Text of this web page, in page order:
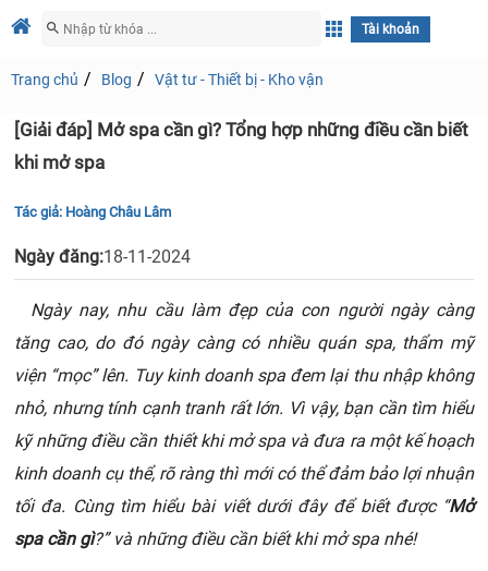
Tài khoản
Trang chủ Blog Vật tư - Thiết bị - Kho vận
[Giải đáp] Mở spa cần gì? Tổng hợp những điều cần biết
khi mở spa
Tác giả: Hoàng Châu Lâm
Ngày đăng:18-11-2024
Ngày nay, nhu cầu làm đẹp của con người ngày càng
tăng cao, do đó ngày càng có nhiều quán spa, thẩm mỹ
viện “mọc” lên. Tuy kinh doanh spa đem lại thu nhập không
nhỏ, nhưng tính cạnh tranh rất lớn. Vì vậy, bạn cần tìm hiểu
kỹ những điều cần thiết khi mở spa và đưa ra một kế hoạch
kinh doanh cụ thể, rõ ràng thì mới có thể đảm bảo lợi nhuận
tối đa. Cùng tìm hiểu bài viết dưới đây để biết được “Mở
spa cần gì?” và những điều cần biết khi mở spa nhé!